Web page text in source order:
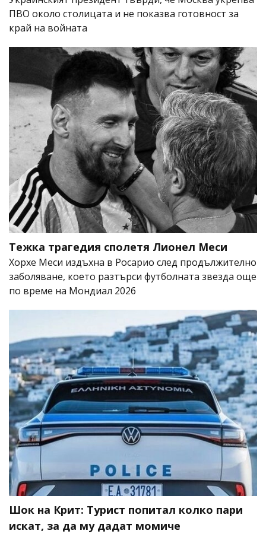
ПВО около столицата и не показва готовност за
край на войната
Тежка трагедия сполетя Лионел Меси
Хорхе Меси издъхна в Росарио след продължително
заболяване, което разтърси футболната звезда още
по време на Мондиал 2026
Шок на Крит: Турист попитал колко пари
искат, за да му дадат момиче